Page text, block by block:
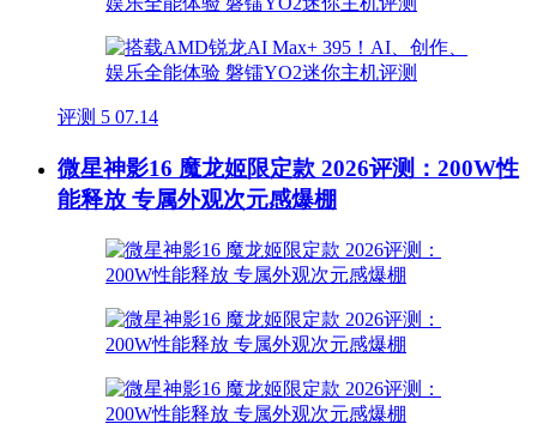
评测 5 07.14
微星神影16 魔龙姬限定款 2026评测：200W性
能释放 专属外观次元感爆棚